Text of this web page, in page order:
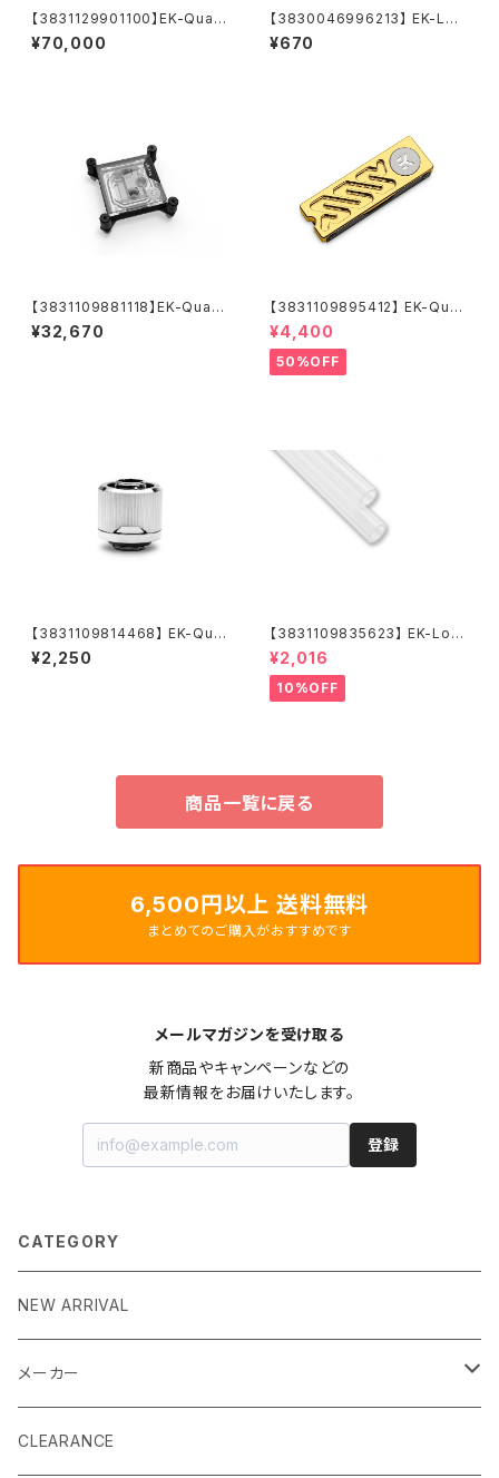
【3831129901100】EK-Quant
um Vector³ TUF RTX 5070
Ti/5080 - Plexi
¥70,000
【3830046996213】 EK-Loo
p Multi Allen Key (6mm. 8
mm. 9mm)
¥670
【3831109881118】EK-Quant
um Velocity³ 1700/1851/AM
5 - Plexi
¥32,670
【3831109895412】 EK-Quan
tum Convection M.2 NVMe
- Gold
¥4,400
50%OFF
【3831109814468】 EK-Qua
ntum Torque STC-10/16 -
Nickel
¥2,250
【3831109835623】 EK-Loo
p Hard Tube 12mm 0.5m -
Acrylic (2pcs)
¥2,016
10%OFF
商品一覧に戻る
6,500円以上 送料無料
まとめてのご購入がおすすめです
メールマガジンを受け取る
新商品やキャンペーンなどの
最新情報をお届けいたします。
登録
CATEGORY
NEW ARRIVAL
メーカー
EK by LM Tek
CLEARANCE